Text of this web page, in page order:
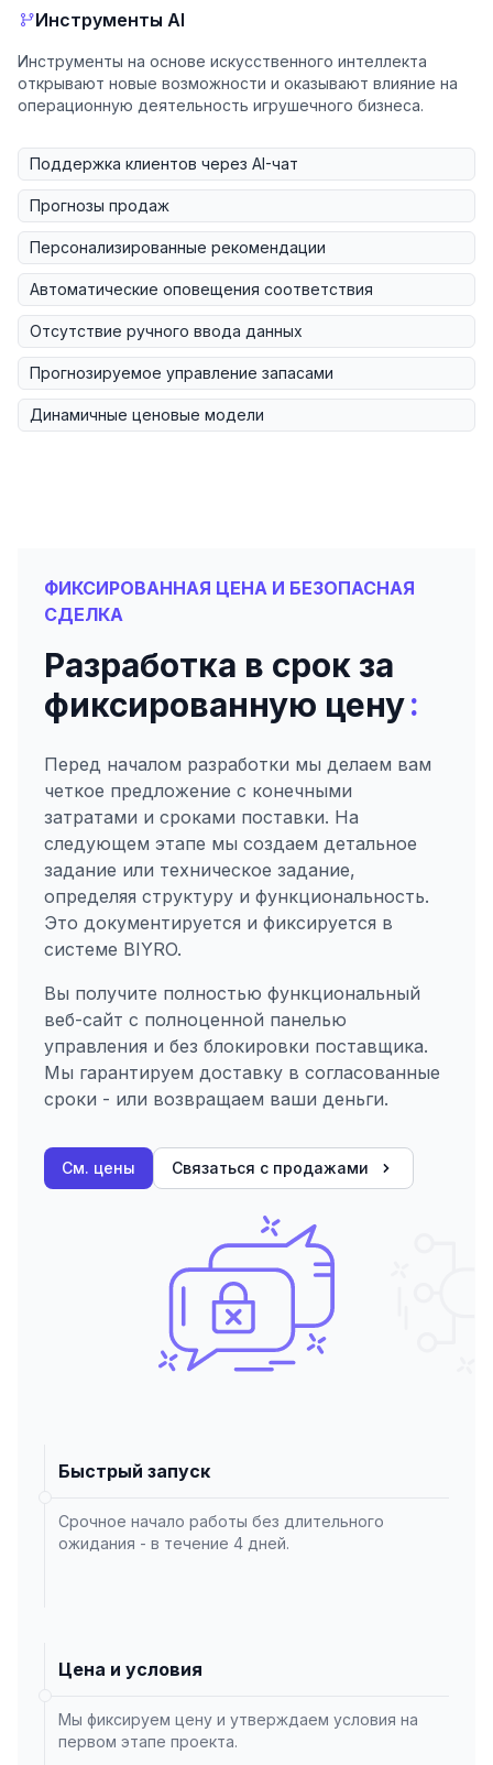
Инструменты AI
Инструменты на основе искусственного интеллекта
открывают новые возможности и оказывают влияние на
операционную деятельность игрушечного бизнеса.
Поддержка клиентов через AI-чат
Прогнозы продаж
Персонализированные рекомендации
Автоматические оповещения соответствия
Отсутствие ручного ввода данных
Прогнозируемое управление запасами
Динамичные ценовые модели
ФИКСИРОВАННАЯ ЦЕНА И БЕЗОПАСНАЯ
СДЕЛКА
Разработка в срок за
фиксированную цену:
Перед началом разработки мы делаем вам
четкое предложение с конечными
затратами и сроками поставки. На
следующем этапе мы создаем детальное
задание или техническое задание,
определяя структуру и функциональность.
Это документируется и фиксируется в
системе BIYRO.
Вы получите полностью функциональный
веб-сайт с полноценной панелью
управления и без блокировки поставщика.
Мы гарантируем доставку в согласованные
сроки - или возвращаем ваши деньги.
См. цены Связаться с продажами
Быстрый запуск
Срочное начало работы без длительного
ожидания - в течение 4 дней.
Цена и условия
Мы фиксируем цену и утверждаем условия на
первом этапе проекта.